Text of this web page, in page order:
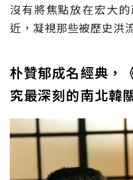
沒有將焦點放在宏大
近，凝視那些被歷史洪
朴贊郁成名經典，
究最深刻的南北韓